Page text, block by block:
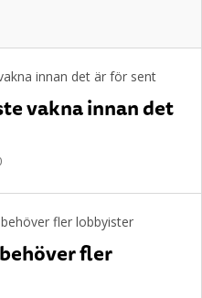
vakna innan det
fler